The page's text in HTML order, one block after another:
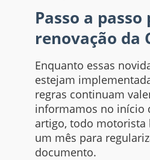
Passo a passo
renovação da
Enquanto essas
estejam
regras continuam
informamos no início
artigo, todo motorista
um mês para
documento.